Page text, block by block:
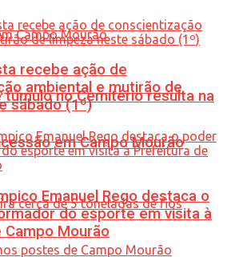
túmulo no Cemitério resulta na
em Campo Mourão
recebe ação de
ambiental e mutirão de
sábado (1º)
Emanuel Rego destaca o
do esporte em visita à
Mourão